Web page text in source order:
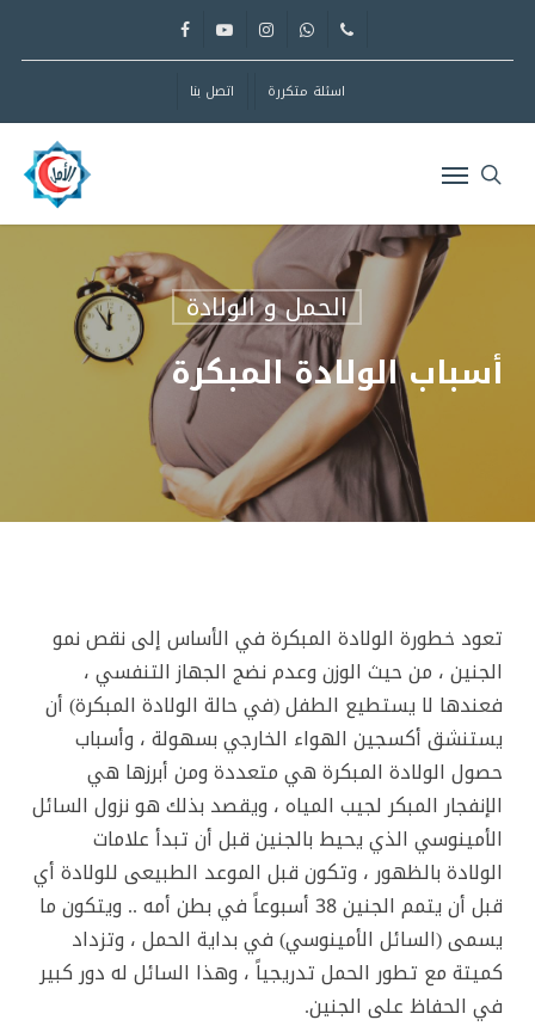
content
facebookyoutubeinstagramwhatsapp phone
اسئلة متكررة اتصل بنا
Menu
الحمل و الولادة
أسباب الولادة المبكرة
تعود خطورة الولادة المبكرة في الأساس إلى نقص نمو
الجنين ، من حيث الوزن وعدم نضج الجهاز التنفسي ،
فعندها لا يستطيع الطفل (في حالة الولادة المبكرة) أن
يستنشق أكسجين الهواء الخارجي بسهولة ، وأسباب
حصول الولادة المبكرة هي متعددة ومن أبرزها هي
الإنفجار المبكر لجيب المياه ، ويقصد بذلك هو نزول السائل
الأمينوسي الذي يحيط بالجنين قبل أن تبدأ علامات
الولادة بالظهور ، وتكون قبل الموعد الطبيعى للولادة أي
قبل أن يتمم الجنين 38 أسبوعاً في بطن أمه .. ويتكون ما
يسمى (السائل الأمينوسي) في بداية الحمل ، وتزداد
كميتة مع تطور الحمل تدريجياً ، وهذا السائل له دور كبير
في الحفاظ على الجنين.